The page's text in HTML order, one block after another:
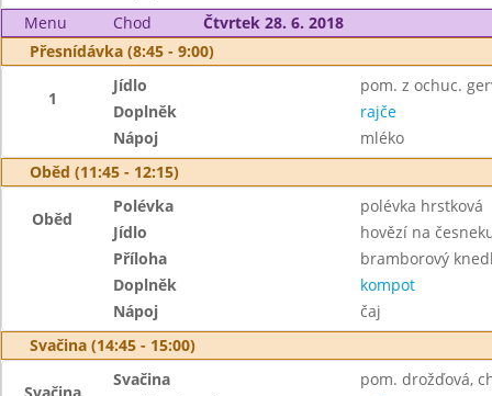
Menu
Chod
Čtvrtek 28. 6. 2018
Přesnídávka (8:45 - 9:00)
1
Jídlo
pom. z ochuc.
Doplněk
rajče
Nápoj
mléko
Oběd (11:45 - 12:15)
Oběd
Polévka
polévka hrstková
Jídlo
hovězí na
Příloha
bramborový
Doplněk
kompot
Nápoj
čaj
Svačina (14:45 - 15:00)
Svačina
pom. drožďová,